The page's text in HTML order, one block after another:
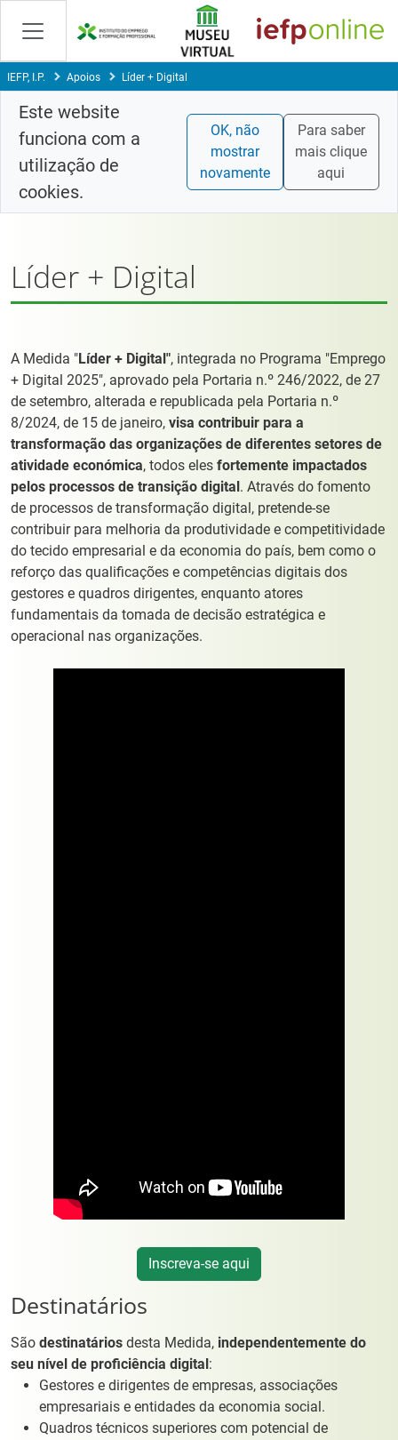
Saltar
para
conteúdo
principal
IEFP, I.P. Apoios Líder + Digital
Este website
funciona com a
utilização de
cookies.
OK, não
mostrar
novamente
Para saber
mais clique
aqui
Líder + Digital
A Medida "Líder + Digital", integrada no Programa "Emprego
+ Digital 2025", aprovado pela Portaria n.º 246/2022, de 27
de setembro, alterada e republicada pela Portaria n.º
8/2024, de 15 de janeiro, visa contribuir para a
transformação das organizações de diferentes setores de
atividade económica, todos eles fortemente impactados
pelos processos de transição digital. Através do fomento
de processos de transformação digital, pretende-se
contribuir para melhoria da produtividade e competitividade
do tecido empresarial e da economia do país, bem como o
reforço das qualificações e competências digitais dos
gestores e quadros dirigentes, enquanto atores
fundamentais da tomada de decisão estratégica e
operacional nas organizações.
Inscreva-se aqui
Destinatários
São destinatários desta Medida, independentemente do
seu nível de proficiência digital :
Gestores e dirigentes de empresas, associações
empresariais e entidades da economia social.
Quadros técnicos superiores com potencial de